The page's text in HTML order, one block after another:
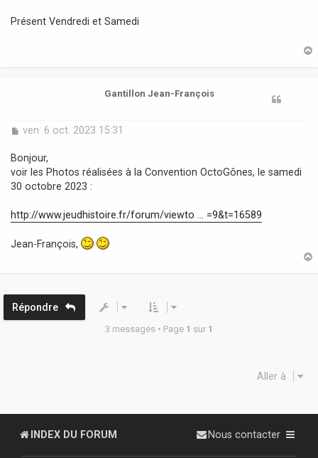
s
Présent Vendredi et Samedi
Gantillon Jean-François
M
s
s
a
g
ven. 6 oct. 2023 15:31
Bonjour,
voir les Photos réalisées à la Convention OctoGônes, le samedi
30 octobre 2023 :
http://www.jeudhistoire.fr/forum/viewto ... =9&t=16589
Jean-François,
Répondre
3 messages • Page 1 sur 1
Aller à
INDEX DU FORUM Nous contacter